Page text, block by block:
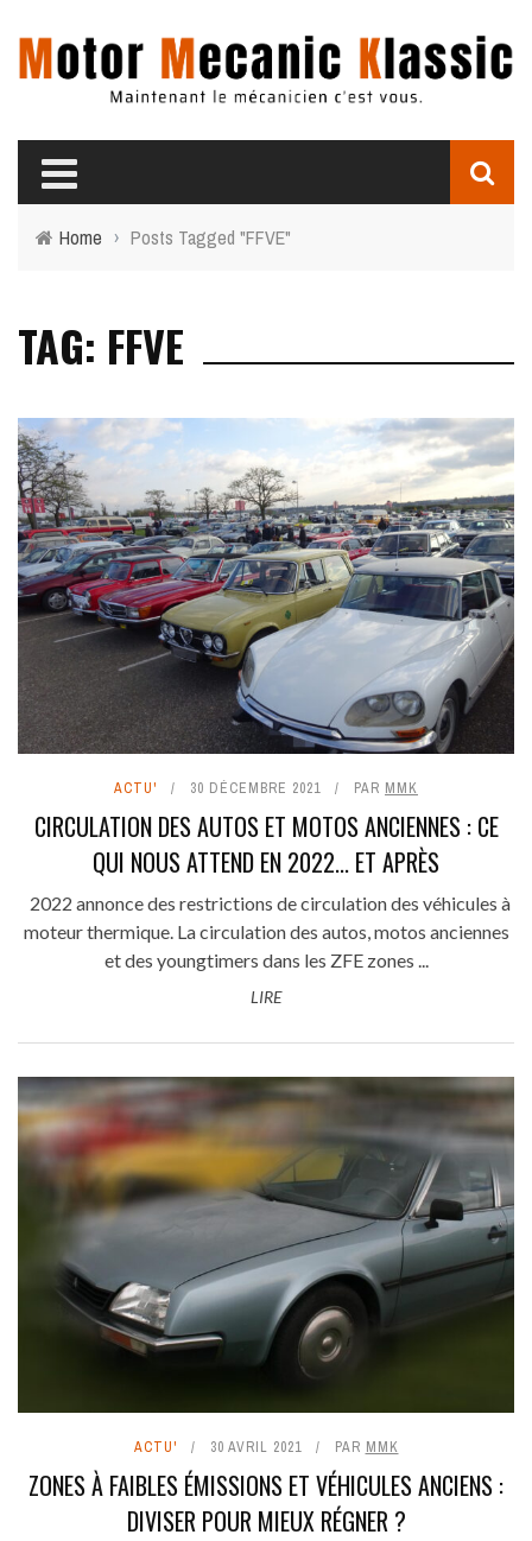
Home › Posts Tagged "FFVE"
TAG: FFVE
ACTU' 30 DÉCEMBRE 2021 PAR MMK
CIRCULATION DES AUTOS ET MOTOS ANCIENNES : CE
QUI NOUS ATTEND EN 2022... ET APRÈS
2022 annonce des restrictions de circulation des véhicules à
moteur thermique. La circulation des autos, motos anciennes
et des youngtimers dans les ZFE zones ...
LIRE
ACTU' 30 AVRIL 2021 PAR MMK
ZONES À FAIBLES ÉMISSIONS ET VÉHICULES ANCIENS :
DIVISER POUR MIEUX RÉGNER ?